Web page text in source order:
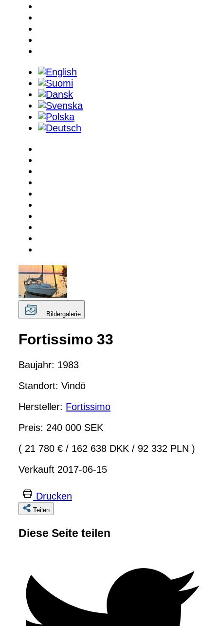
Bildergalerie
Fortissimo 33
Baujahr: 1983
Standort: Vindö
Hersteller: Fortissimo
Preis: 240 000 SEK
( 21 780 € / 162 638 DKK / 92 332 PLN )
Verkauft 2017-06-15
Drucken
Teilen
Diese Seite teilen